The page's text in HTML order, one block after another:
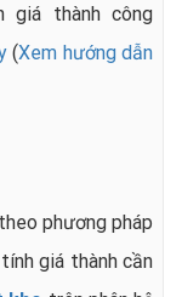
giá thành công
(Xem hướng dẫn
phương pháp
giá thành cần